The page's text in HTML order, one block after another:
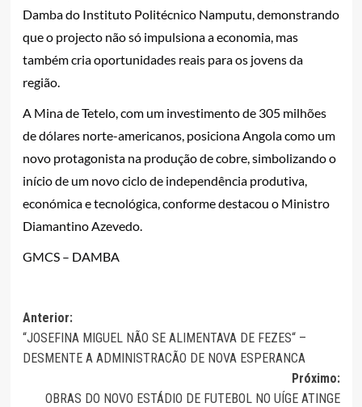
Damba do Instituto Politécnico Namputu, demonstrando
que o projecto não só impulsiona a economia, mas
também cria oportunidades reais para os jovens da
região.
A Mina de Tetelo, com um investimento de 305 milhões
de dólares norte-americanos, posiciona Angola como um
novo protagonista na produção de cobre, simbolizando o
início de um novo ciclo de independência produtiva,
económica e tecnológica, conforme destacou o Ministro
Diamantino Azevedo.
GMCS – DAMBA
Navegação
de
Anterior:
“JOSEFINA MIGUEL NÃO SE ALIMENTAVA DE FEZES“ –
DESMENTE A ADMINISTRACÃO DE NOVA ESPERANCA
Próximo:
OBRAS DO NOVO ESTÁDIO DE FUTEBOL NO UÍGE ATINGE